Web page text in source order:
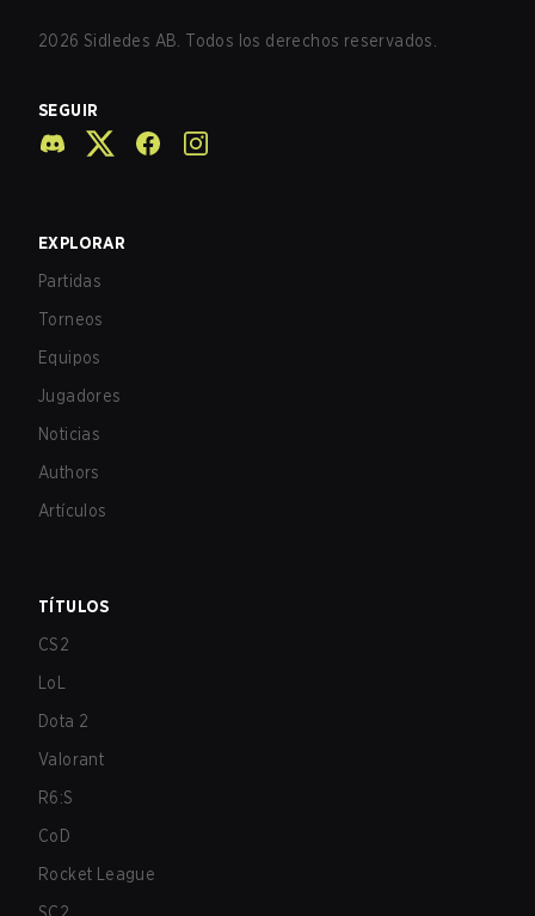
2026 Sidledes AB. Todos los derechos reservados.
SEGUIR
EXPLORAR
Partidas
Torneos
Equipos
Jugadores
Noticias
Authors
Artículos
TÍTULOS
CS2
LoL
Dota 2
Valorant
R6:S
CoD
Rocket League